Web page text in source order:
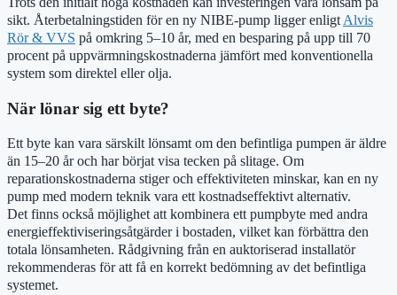
sikt. Återbetalningstiden för en ny NIBE-pump ligger enligtAlvis
Rör & VVS på omkring 5–10 år, med en besparing på upp till 70
procent på uppvärmningskostnaderna jämfört med konventionella
system som direktel eller olja.
När lönar sig ett byte?
Ett byte kan vara särskilt lönsamt om den befintliga pumpen är äldre
än 15–20 år och har börjat visa tecken på slitage. Om
reparationskostnaderna stiger och effektiviteten minskar, kan en ny
pump med modern teknik vara ett kostnadseffektivt alternativ.
Det finns också möjlighet att kombinera ett pumpbyte med andra
energieffektiviseringsåtgärder i bostaden, vilket kan förbättra den
totala lönsamheten. Rådgivning från en auktoriserad installatör
rekommenderas för att få en korrekt bedömning av det befintliga
systemet.